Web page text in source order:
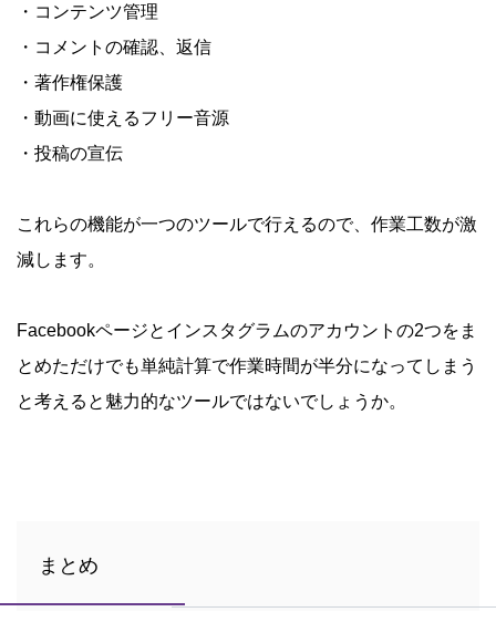
・コンテンツ管理
・コメントの確認、返信
・著作権保護
・動画に使えるフリー音源
・投稿の宣伝
これらの機能が一つのツールで行えるので、作業工数が激
減します。
Facebookページとインスタグラムのアカウントの2つをま
とめただけでも単純計算で作業時間が半分になってしまう
と考えると魅力的なツールではないでしょうか。
まとめ